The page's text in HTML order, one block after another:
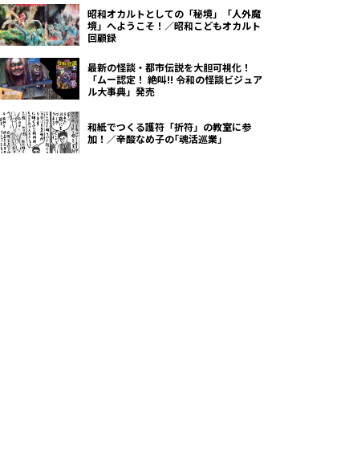
昭和オカルトとしての「秘境」「人外魔
境」へようこそ！／昭和こどもオカルト
回顧録
最新の怪談・都市伝説を大胆可視化！
「ムー認定！ 絶叫!! 令和の怪談ビジュア
ル大事典」発売
和紙でつくる護符「折符」の教室に参
加！／辛酸なめ子の｢魂活巡業｣